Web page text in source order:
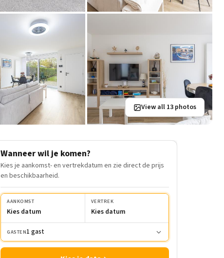
View all 13 photos
Wanneer wil je komen?
Kies je aankomst- en vertrekdatum en zie direct de prijs
en beschikbaarheid.
AANKOMST
Kies datum
VERTREK
Kies datum
GASTEN1 gast